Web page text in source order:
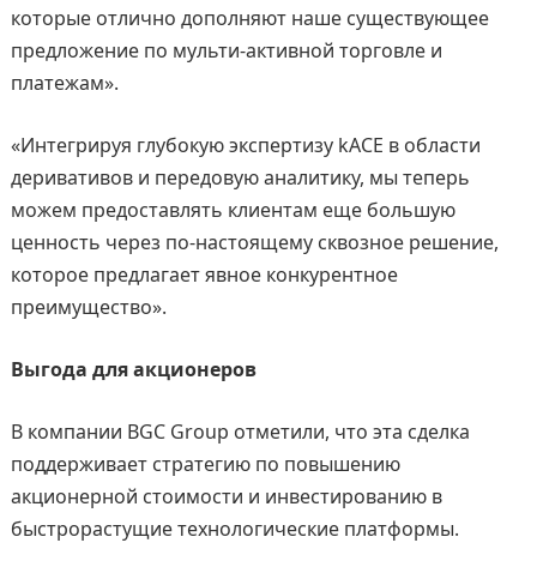
которые отлично дополняют наше существующее
предложение по мульти-активной торговле и
платежам».
«Интегрируя глубокую экспертизу kACE в области
деривативов и передовую аналитику, мы теперь
можем предоставлять клиентам еще большую
ценность через по-настоящему сквозное решение,
которое предлагает явное конкурентное
преимущество».
Выгода для акционеров
В компании BGC Group отметили, что эта сделка
поддерживает стратегию по повышению
акционерной стоимости и инвестированию в
быстрорастущие технологические платформы.